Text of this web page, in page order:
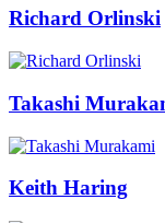
Richard Orlinski
Takashi
Keith Haring